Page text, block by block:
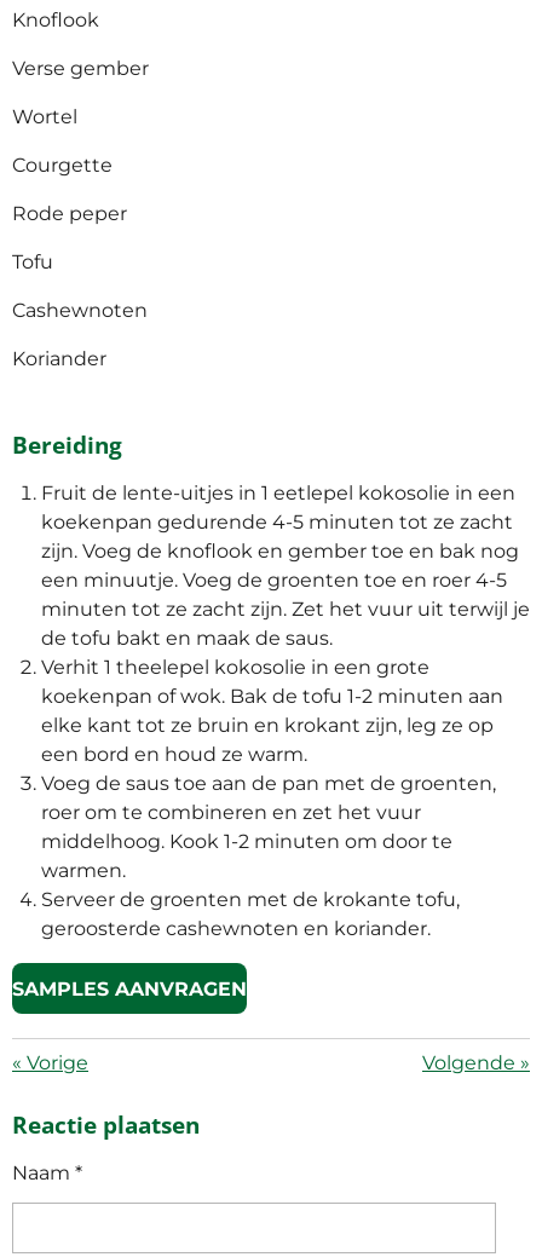
Knoflook
Verse gember
Wortel
Courgette
Rode peper
Tofu
Cashewnoten
Koriander
Bereiding
Fruit de lente-uitjes in 1 eetlepel kokosolie in een
koekenpan gedurende 4-5 minuten tot ze zacht
zijn. Voeg de knoflook en gember toe en bak nog
een minuutje. Voeg de groenten toe en roer 4-5
minuten tot ze zacht zijn. Zet het vuur uit terwijl je
de tofu bakt en maak de saus.
Verhit 1 theelepel kokosolie in een grote
koekenpan of wok. Bak de tofu 1-2 minuten aan
elke kant tot ze bruin en krokant zijn, leg ze op
een bord en houd ze warm.
Voeg de saus toe aan de pan met de groenten,
roer om te combineren en zet het vuur
middelhoog. Kook 1-2 minuten om door te
warmen.
Serveer de groenten met de krokante tofu,
geroosterde cashewnoten en koriander.
SAMPLES AANVRAGEN
« Vorige Volgende »
Reactie plaatsen
Naam *